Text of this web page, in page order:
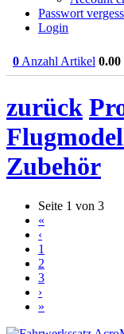
Passwort
Login
0 Anzahl Artikel 0.00
zurück
Zubehör
Seite 1 von 3
«
‹
1
2
3
›
»